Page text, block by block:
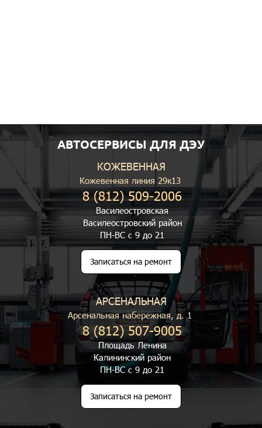
АВТОСЕРВИСЫ ДЛЯ ДЭУ
КОЖЕВЕННАЯ
Кожевенная линия 29к13
8 (812) 509-2006
Василеостровская
Василеостровский район
ПН-ВС с 9 до 21
Записаться на ремонт
АРСЕНАЛЬНАЯ
Арсенальная набережная, д. 1
8 (812) 507-9005
Площадь Ленина
Калининский район
ПН-ВС с 9 до 21
Записаться на ремонт